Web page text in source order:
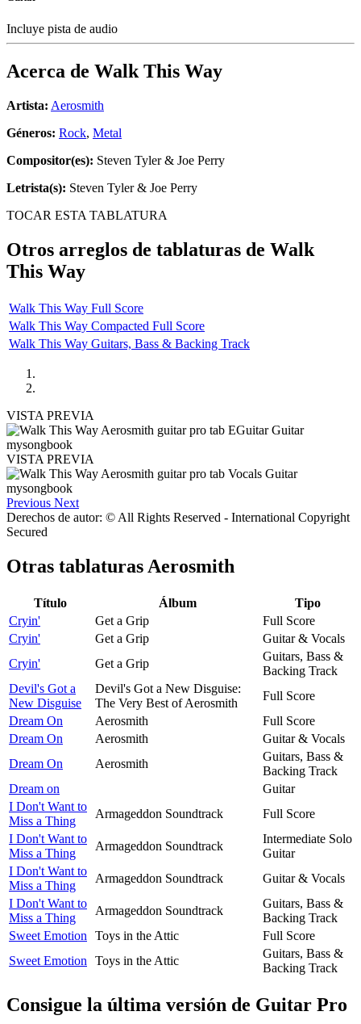
Incluye pista de audio
Acerca de Walk This Way
Artista: Aerosmith
Géneros: Rock, Metal
Compositor(es): Steven Tyler & Joe Perry
Letrista(s): Steven Tyler & Joe Perry
TOCAR ESTA TABLATURA
Otros arreglos de tablaturas de Walk
This Way
Walk This Way Full Score
Walk This Way Compacted Full Score
Walk This Way Guitars, Bass & Backing Track
VISTA PREVIA
VISTA PREVIA
Previous Next
Derechos de autor: © All Rights Reserved - International Copyright
Secured
Otras tablaturas Aerosmith
Título Álbum
Tipo
Cryin'
Get a Grip
Full Score
Cryin'
Get a Grip
Guitar & Vocals
Cryin'
Get a Grip
Guitars, Bass &
Backing Track
Devil's Got a
New Disguise
Devil's Got a New Disguise:
The Very Best of Aerosmith
Full Score
Dream On
Aerosmith
Full Score
Dream On
Aerosmith
Guitar & Vocals
Dream On
Aerosmith
Guitars, Bass &
Backing Track
Dream on
Guitar
I Don't Want to
Miss a Thing
Armageddon Soundtrack
Full Score
I Don't Want to
Miss a Thing
Armageddon Soundtrack
Intermediate Solo
Guitar
I Don't Want to
Miss a Thing
Armageddon Soundtrack
Guitar & Vocals
I Don't Want to
Miss a Thing
Armageddon Soundtrack
Guitars, Bass &
Backing Track
Sweet Emotion
Toys in the Attic
Full Score
Sweet Emotion
Toys in the Attic
Guitars, Bass &
Backing Track
Consigue la última versión de Guitar Pro